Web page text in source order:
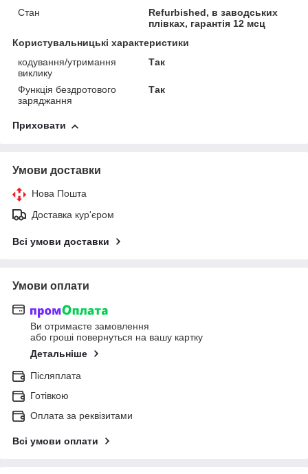
Стан
Refurbished, в заводських
плівках, гарантія 12 мсц
Користувальницькі характеристики
кодування/утримання
виклику
Так
Функція бездротового
заряджання
Так
Приховати
Умови доставки
Нова Пошта
Доставка кур'єром
Всі умови доставки
Умови оплати
Ви отримаєте замовлення
або гроші повернуться на вашу картку
Детальніше
Післяплата
Готівкою
Оплата за реквізитами
Всі умови оплати